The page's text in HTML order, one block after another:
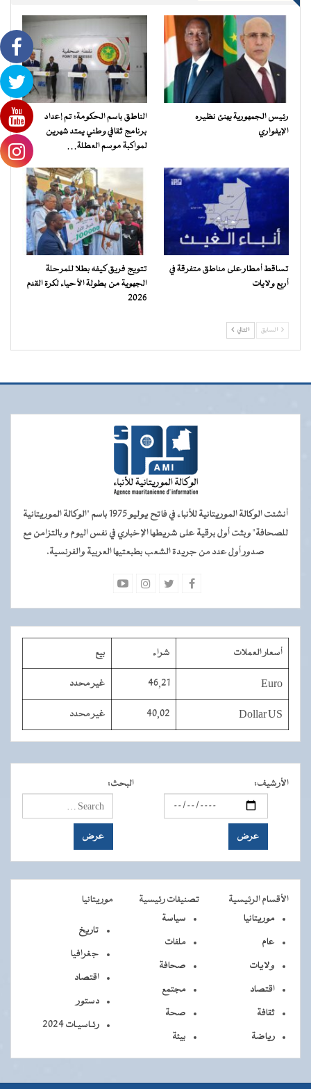
رئيس الجمهورية يهنئ نظيره
الإيفواري
الناطق باسم الحكومة: تم إعداد
برنامج ثقافي وطني يمتد شهرين
لمواكبة موسم العطلة…
تساقط أمطار على مناطق متفرقة في
أربع ولايات
تتويج فريق كيفه بطلا للمرحلة
الجهوية من بطولة الأحياء لكرة القدم
2026
السابق التالي
أنشئت الوكالة الموريتانية للأنباء في فاتح يوليو 1975 باسم "الوكالة الموريتانية
للصحافة" وبثت أول برقية على شريطها الإخباري في نفس اليوم و بالتزامن مع
صدور أول عدد من جريدة الشعب بطبعتيها العربية والفرنسية.
أسعار العملات شراء بيع
Euro
46,21 غير محدد
Dollar US
40,02 غير محدد
الأرشيف: البحث:
الأقسام الرئيسية تصنيفات رئيسية
موريتانيا
موريتانيا
عام
ولايات
اقتصاد
ثقافة
رياضة
سياسة
ملفات
صحافة
مجتمع
صحة
بيئة
تاريخ
جغرافيا
اقتصاد
دستور
رئـاسيـات 2024